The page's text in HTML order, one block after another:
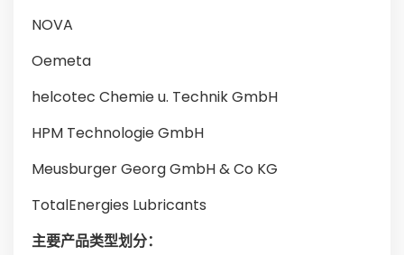
NOVA
Oemeta
helcotec Chemie u. Technik GmbH
HPM Technologie GmbH
Meusburger Georg GmbH & Co KG
TotalEnergies Lubricants
主要产品类型划分：